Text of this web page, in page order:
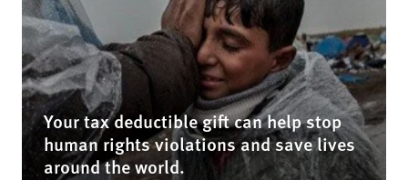
Your tax deductible gift can help stop
human rights violations and save lives
around the world.